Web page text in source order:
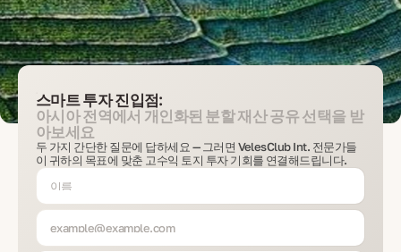
스마트 투자 진입점:
아시아 전역에서 개인화된 분할 재산 공유 선택을 받
아보세요
두 가지 간단한 질문에 답하세요 — 그러면 VelesClub Int. 전문가들
이 귀하의 목표에 맞춘 고수익 토지 투자 기회를 연결해드립니다.